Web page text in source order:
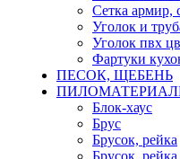
Сетка армир,
Уголок и
Уголок пвх
Фартуки
ПЕСОК, ЩЕБЕНЬ
Блок-хаус
Брус
Брусок, рейка
Брусок, рейка